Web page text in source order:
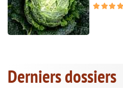
Derniers dossiers